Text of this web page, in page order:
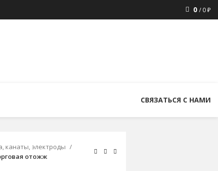
0 / 0₽
СВЯЗАТЬСЯ С НАМИ
канаты, электроды
отожж